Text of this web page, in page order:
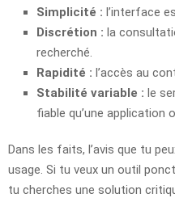
Simplicité : l’interface
Discrétion : la
recherché.
Rapidité : l’accès au
Stabilité variable : le
fiable qu’une application
Dans les faits, l’avis que tu
usage. Si tu veux un outil
tu cherches une solution